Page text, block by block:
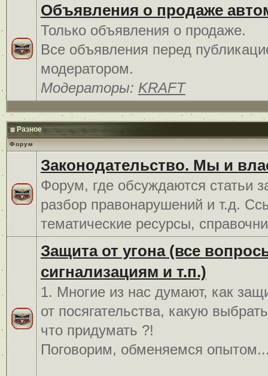
Объявления о продаже
Только объявления о продаже.
Все объявления перед
модератором.
Модераторы: KRAFT
Разное
Форум
Законодательство. Мы и
Форум, где обсуждаются статьи
разбор правонарушений и т.д.
тематические ресурсы,
Защита от угона (все
сигнализациям и т.п.)
1. Многие из нас думают, как
от посягательства, какую
что придумать ?!
Поговорим, обменяемся